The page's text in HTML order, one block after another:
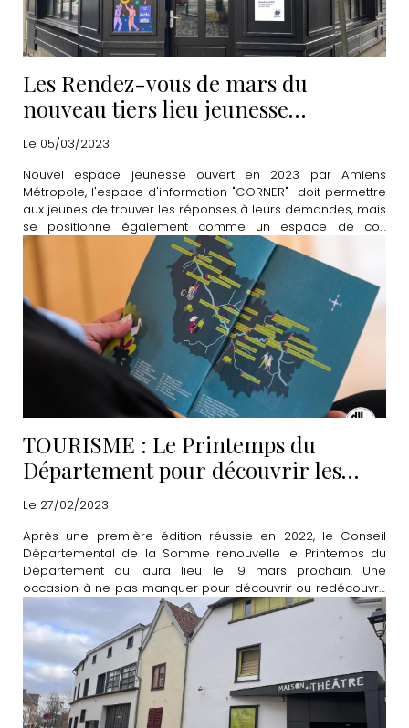
Les Rendez-vous de mars du
nouveau tiers lieu jeunesse
"CORNER"
Le 05/03/2023
Nouvel espace jeunesse ouvert en 2023 par Amiens
Métropole, l'espace d'information "CORNER" doit permettre
aux jeunes de trouver les réponses à leurs demandes, mais
se positionne également comme un espace de co-
construction et de partage. Découvrez le programme
complet du mois de mars.
TOURISME : Le Printemps du
Département pour découvrir les
"merveilles à proximité"
Le 27/02/2023
Après une première édition réussie en 2022, le Conseil
Départemental de la Somme renouvelle le Printemps du
Département qui aura lieu le 19 mars prochain. Une
occasion à ne pas manquer pour découvrir ou redécouvrir
de nombreux lieux emblématiques de la Somme.